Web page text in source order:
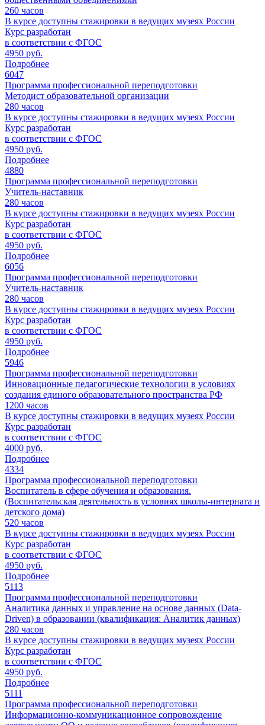
260 часов
В курсе доступны стажировки в ведущих музеях России
Курс разработан
в соответствии с ФГОС
4950 руб.
Подробнее
6047
Программа профессиональной переподготовки
Методист образовательной организации
280 часов
В курсе доступны стажировки в ведущих музеях России
Курс разработан
в соответствии с ФГОС
4950 руб.
Подробнее
4880
Программа профессиональной переподготовки
Учитель-наставник
280 часов
В курсе доступны стажировки в ведущих музеях России
Курс разработан
в соответствии с ФГОС
4950 руб.
Подробнее
6056
Программа профессиональной переподготовки
Учитель-наставник
280 часов
В курсе доступны стажировки в ведущих музеях России
Курс разработан
в соответствии с ФГОС
4950 руб.
Подробнее
5946
Программа профессиональной переподготовки
Инновационные педагогические технологии в условиях
создания единого образовательного пространства РФ
1200 часов
В курсе доступны стажировки в ведущих музеях России
Курс разработан
в соответствии с ФГОС
4000 руб.
Подробнее
4334
Программа профессиональной переподготовки
Воспитатель в сфере обучения и образования.
(Воспитательская деятельность в условиях школы-интерната и
детского дома)
520 часов
В курсе доступны стажировки в ведущих музеях России
Курс разработан
в соответствии с ФГОС
4950 руб.
Подробнее
5113
Программа профессиональной переподготовки
Аналитика данных и управление на основе данных (Data-
Driven) в образовании (квалификация: Аналитик данных)
280 часов
В курсе доступны стажировки в ведущих музеях России
Курс разработан
в соответствии с ФГОС
4950 руб.
Подробнее
5111
Программа профессиональной переподготовки
Информационно-коммуникационное сопровождение